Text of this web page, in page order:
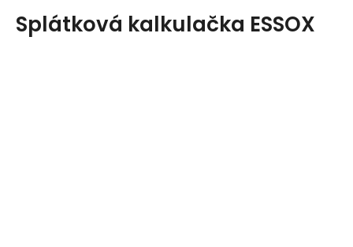
Splátková kalkulačka ESSOX